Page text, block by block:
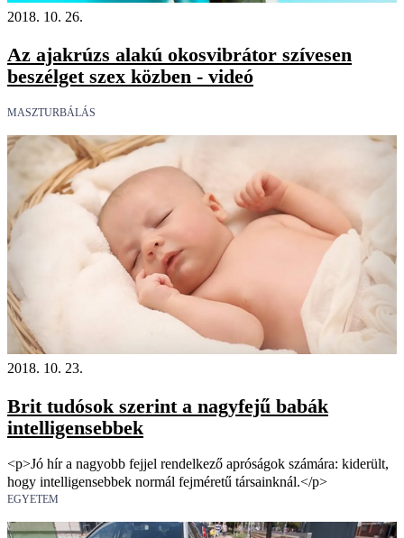
2018. 10. 26.
Az ajakrúzs alakú okosvibrátor szívesen
beszélget szex közben - videó
MASZTURBÁLÁS
2018. 10. 23.
Brit tudósok szerint a nagyfejű babák
intelligensebbek
<p>Jó hír a nagyobb fejjel rendelkező apróságok számára: kiderült,
hogy intelligensebbek normál fejméretű társainknál.</p>
EGYETEM